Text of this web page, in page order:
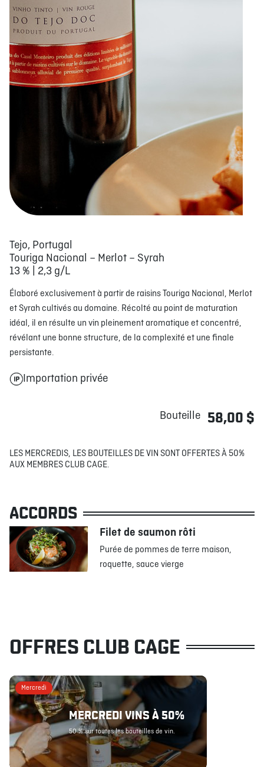
Tejo, Portugal
Touriga Nacional – Merlot – Syrah
13 % | 2,3 g/L
Élaboré exclusivement à partir de raisins Touriga Nacional, Merlot
et Syrah cultivés au domaine. Récolté au point de maturation
idéal, il en résulte un vin pleinement aromatique et concentré,
révélant une bonne structure, de la complexité et une finale
persistante.
Importation privée
Bouteille 58,00 $
LES MERCREDIS, LES BOUTEILLES DE VIN SONT OFFERTES À 50%
AUX MEMBRES CLUB CAGE.
ACCORDS
Filet de saumon rôti
Purée de pommes de terre maison,
roquette, sauce vierge
OFFRES CLUB CAGE
Mercredi
MERCREDI VINS À 50%
50 % sur toutes les bouteilles de vin.